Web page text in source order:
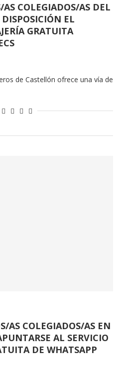
COLEGIADOS/AS DEL
EL
GRATUITA
de Castellón ofrece una vía de
AS COLEGIADOS/AS EN
AL SERVICIO
DE WHATSAPP